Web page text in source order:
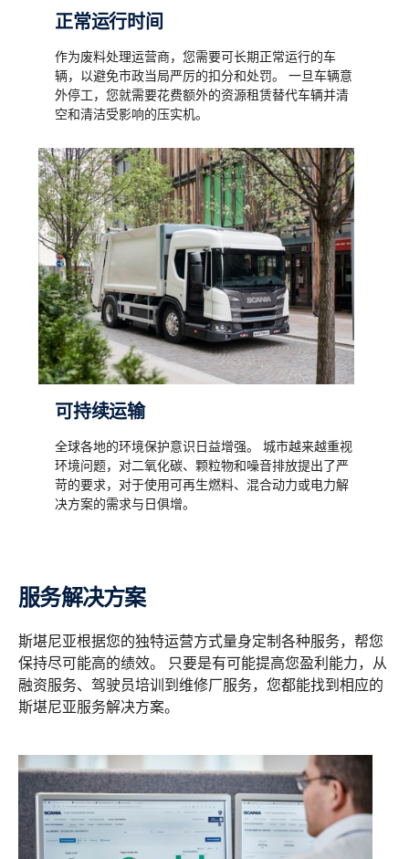
正常运行时间
作为废料处理运营商，您需要可长期正常运行的车
辆，以避免市政当局严厉的扣分和处罚。 一旦车辆意
外停工，您就需要花费额外的资源租赁替代车辆并清
空和清洁受影响的压实机。
可持续运输
全球各地的环境保护意识日益增强。 城市越来越重视
环境问题，对二氧化碳、颗粒物和噪音排放提出了严
苛的要求，对于使用可再生燃料、混合动力或电力解
决方案的需求与日俱增。
服务解决方案
斯堪尼亚根据您的独特运营方式量身定制各种服务，帮您
保持尽可能高的绩效。 只要是有可能提高您盈利能力，从
融资服务、驾驶员培训到维修厂服务，您都能找到相应的
斯堪尼亚服务解决方案。